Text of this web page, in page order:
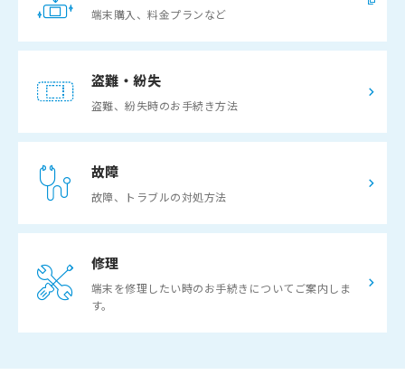
端末購入、料金プランなど
盗難・紛失
盗難、紛失時のお手続き方法
故障
故障、トラブルの対処方法
修理
端末を修理したい時のお手続きについてご案内しま
す。